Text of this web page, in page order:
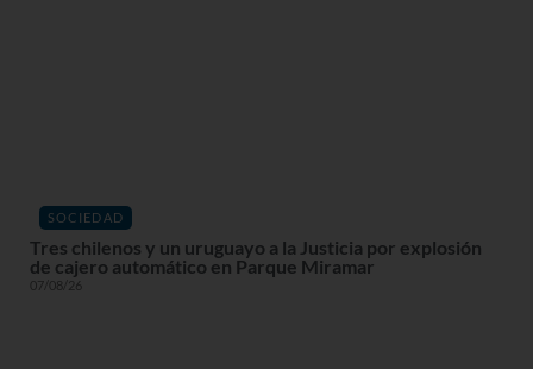
SOCIEDAD
Tres chilenos y un uruguayo a la Justicia por explosión
de cajero automático en Parque Miramar
07/08/26